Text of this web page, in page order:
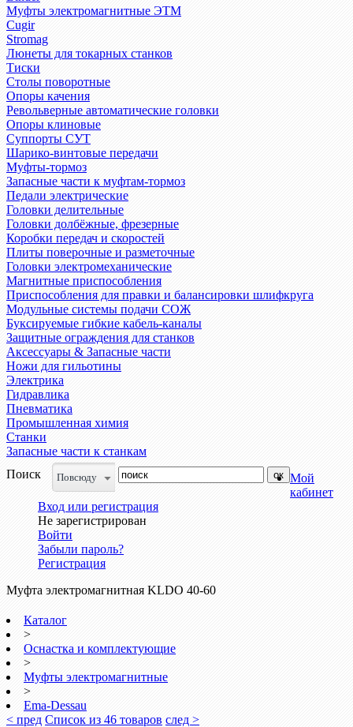
Муфты электромагнитные ЭТМ
Cugir
Stromag
Люнеты для токарных станков
Тиски
Столы поворотные
Опоры качения
Револьверные автоматические головки
Опоры клиновые
Суппорты СУТ
Шарико-винтовые передачи
Муфты-тормоз
Запасные части к муфтам-тормоз
Педали электрические
Головки делительные
Головки долбёжные, фрезерные
Коробки передач и скоростей
Плиты поверочные и разметочные
Головки электромеханические
Магнитные приспособления
Приспособления для правки и балансировки шлифкруга
Модульные системы подачи СОЖ
Буксируемые гибкие кабель-каналы
Защитные ограждения для станков
Аксессуары & Запасные части
Ножи для гильотины
Электрика
Гидравлика
Пневматика
Промышленная химия
Станки
Запасные части к станкам
Поиск
Повсюду
Мой
кабинет
Вход или регистрация
Не зарегистрирован
Войти
Забыли пароль?
Регистрация
Муфта электромагнитная KLDO 40-60
Каталог
>
Оснастка и комплектующие
>
Муфты электромагнитные
>
Ema-Dessau
< пред Список из 46 товаров след >